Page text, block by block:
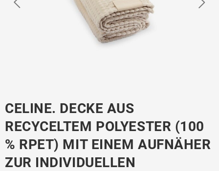
CELINE. DECKE AUS
RECYCELTEM POLYESTER (100
% RPET) MIT EINEM AUFNÄHER
ZUR INDIVIDUELLEN